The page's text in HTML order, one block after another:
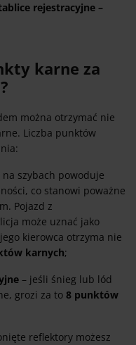
rejestracyjne –
karne za
można otrzymać nie
Liczba punktów
na szybach powoduje
co stanowi poważne
Pojazd z
może uznać jako
kierowca otrzyma nie
karnych;
– jeśli śnieg lub lód
grozi za to 8 punktów
reflektory możesz